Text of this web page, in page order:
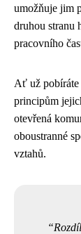
umožňuje jim
druhou stranu
pracovního
Ať už pobíráte
principům
otevřená
oboustranné
vztahů.